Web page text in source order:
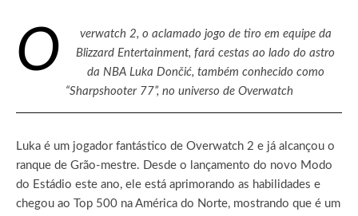
O
verwatch 2, o aclamado jogo de tiro em equipe da
Blizzard Entertainment, fará cestas ao lado do astro
da NBA Luka Dončić, também conhecido como
“Sharpshooter 77”, no universo de Overwatch
Luka é um jogador fantástico de Overwatch 2 e já alcançou o
ranque de Grão-mestre. Desde o lançamento do novo Modo
do Estádio este ano, ele está aprimorando as habilidades e
chegou ao Top 500 na América do Norte, mostrando que é um